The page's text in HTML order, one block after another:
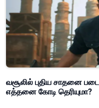
வசூலில் புதிய சாதனை
எத்தனை கோடி தெரியுமா?